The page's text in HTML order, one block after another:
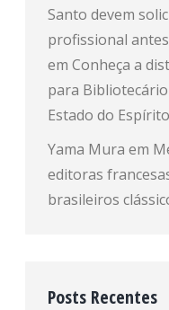
Santo devem
profissional
em Conheça a
para
Estado do
Yama Mura em
editoras
brasileiros
Posts Recentes